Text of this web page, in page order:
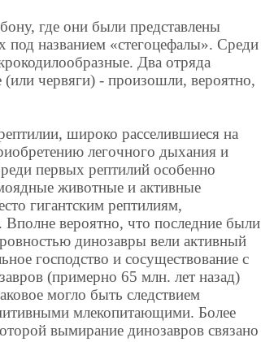
где они были представлены
названием «стегоцефалы». Среди
Два отряда
червяги) - произошли, вероятно,
широко расселившиеся на
легочного дыхания и
первых рептилий особенно
животные и активные
гигантским рептилиям,
вероятно, что последние были
динозавры вели активный
господство и сосуществование с
(примерно 65 млн. лет назад)
могло быть следствием
млекопитающими. Более
вымирание динозавров связано